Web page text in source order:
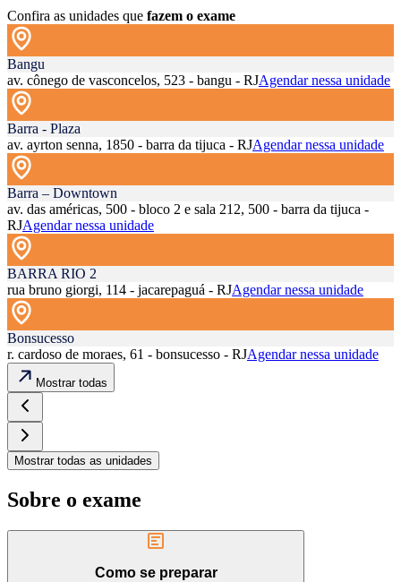
Confira as unidades que fazem o exame
Bangu
av. cônego de vasconcelos, 523 - bangu - RJAgendar nessa unidade
Barra - Plaza
av. ayrton senna, 1850 - barra da tijuca - RJAgendar nessa unidade
Barra – Downtown
av. das américas, 500 - bloco 2 e sala 212, 500 - barra da tijuca -
RJAgendar nessa unidade
BARRA RIO 2
rua bruno giorgi, 114 - jacarepaguá - RJAgendar nessa unidade
Bonsucesso
r. cardoso de moraes, 61 - bonsucesso - RJAgendar nessa unidade
Mostrar todas
Mostrar todas as unidades
Sobre o exame
Como se preparar